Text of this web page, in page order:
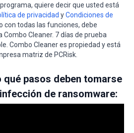
quiere decir que usted está
de privacidad yCondiciones de
con todas las funciones, debe
Cleaner. 7 días de prueba
Combo Cleaner es propiedad y está
matriz de PCRisk.
pasos deben tomarse
de ransomware: